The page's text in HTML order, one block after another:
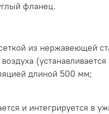
фланец.
из нержавеющей
(устанавливается
длиной 500 мм;
и интегрируется в